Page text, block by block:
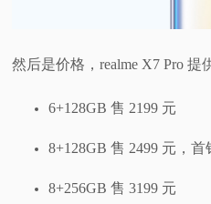
然后是价格，realme X7 Pro 提
6+128GB 售 2199 元
8+128GB 售 2499 元，首
8+256GB 售 3199 元